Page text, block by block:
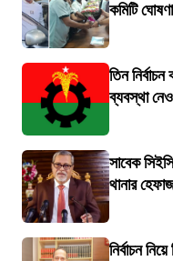
কমিটি ঘোষণা
তিন
ব্যবস্থা
সাবেক
থানার
নির্বাচন